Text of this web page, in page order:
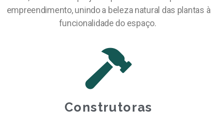
empreendimento, unindo a beleza natural das plantas à
funcionalidade do espaço.
Construtoras